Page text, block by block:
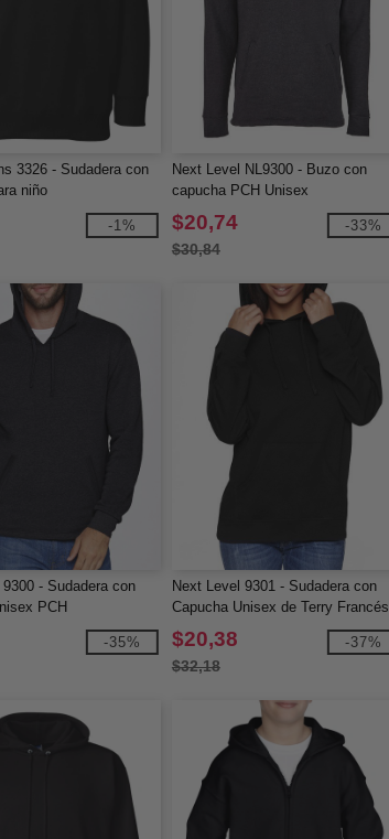
3326 - Sudadera con
niño
-1%
Next Level NL9300 - Buzo con
capucha PCH Unisex
$20,74
$30,84
-33%
- Sudadera con
PCH
-35%
Next Level 9301 - Sudadera con
Capucha Unisex de Terry Francés
$20,38
$32,18
-37%